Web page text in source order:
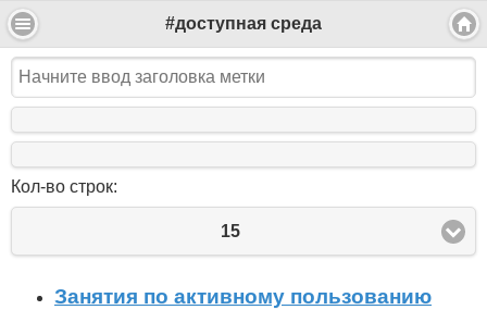
#доступная среда
Кол-во строк:
15
Занятия по активному пользованию